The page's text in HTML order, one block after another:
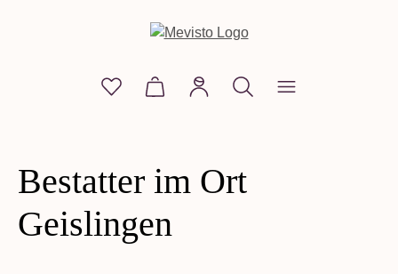
Du hast 0 Produkte auf dem Merkzettel
Warenkorb enthält 0 Positionen.
Bestatter im Ort
Geislingen